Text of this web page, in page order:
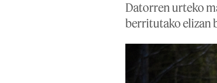
Datorren urteko
berritutako elizan